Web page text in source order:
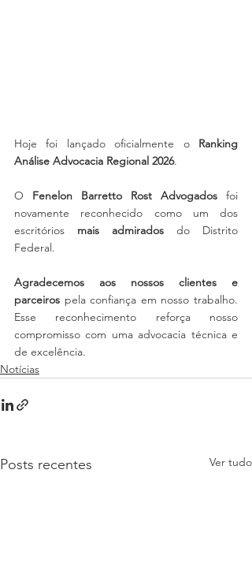
Hoje foi lançado oficialmente o Ranking
Análise Advocacia Regional 2026.
O Fenelon Barretto Rost Advogados foi
novamente reconhecido como um dos
escritórios mais admirados do Distrito
Federal.
Agradecemos aos nossos clientes e
parceiros pela confiança em nosso trabalho.
Esse reconhecimento reforça nosso
compromisso com uma advocacia técnica e
de excelência.
Notícias
Posts recentes Ver tudo